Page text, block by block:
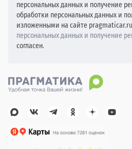
персональных данных и получение
обработки персональных данных и
изложенными на сайте
персональных данных и получение
согласен.